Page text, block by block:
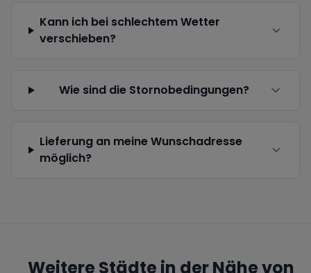
Kann ich bei schlechtem Wetter
verschieben?
Wie sind die Stornobedingungen?
Lieferung an meine Wunschadresse
möglich?
Weitere Städte in der Nähe von